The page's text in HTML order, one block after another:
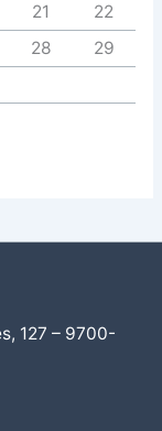
21
22
28
29
127 – 9700-